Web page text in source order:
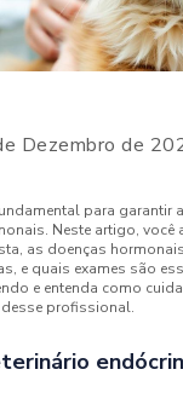
Dezembro de
para garantir
Neste artigo, você
as doenças
e quais exames são
e entenda como
profissional.